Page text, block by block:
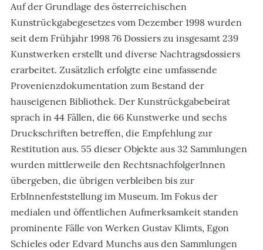
Auf der Grundlage des österreichischen
Kunstrückgabegesetzes vom Dezember 1998 wurden
seit dem Frühjahr 1998 76 Dossiers zu insgesamt 239
Kunstwerken erstellt und diverse Nachtragsdossiers
erarbeitet. Zusätzlich erfolgte eine umfassende
Provenienzdokumentation zum Bestand der
hauseigenen Bibliothek. Der Kunstrückgabebeirat
sprach in 44 Fällen, die 66 Kunstwerke und sechs
Druckschriften betreffen, die Empfehlung zur
Restitution aus. 55 dieser Objekte aus 32 Sammlungen
wurden mittlerweile den RechtsnachfolgerInnen
übergeben, die übrigen verbleiben bis zur
ErbInnenfeststellung im Museum. Im Fokus der
medialen und öffentlichen Aufmerksamkeit standen
prominente Fälle von Werken Gustav Klimts, Egon
Schieles oder Edvard Munchs aus den Sammlungen